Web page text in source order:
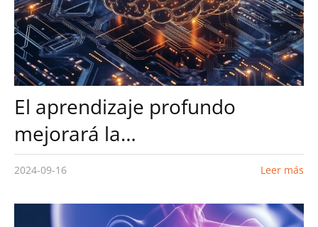
El aprendizaje profundo
mejorará la
biorretroalimentación EMG
fisioterapia
2024-09-16 Leer más